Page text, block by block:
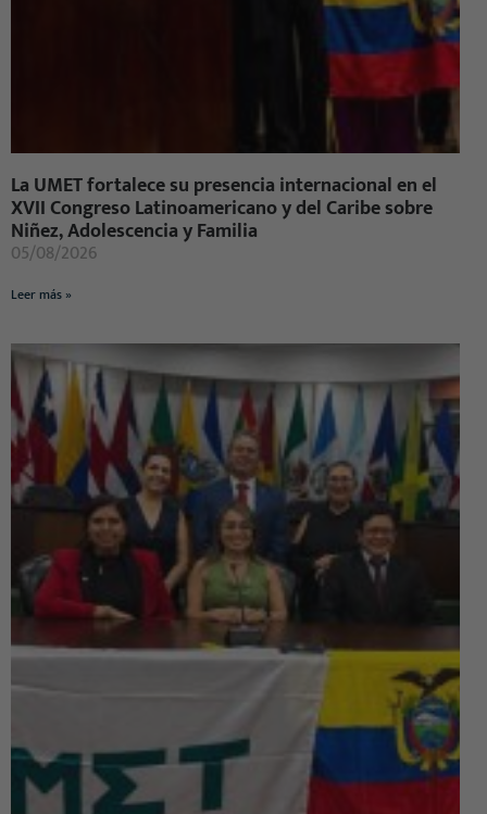
La UMET fortalece su presencia internacional en el
XVII Congreso Latinoamericano y del Caribe sobre
Niñez, Adolescencia y Familia
05/08/2026
Leer más »